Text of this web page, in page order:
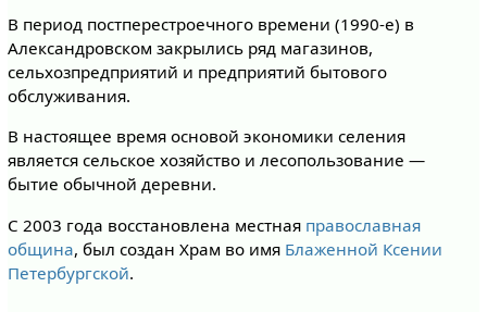
В период постперестроечного времени (1990-е) в
Александровском закрылись ряд магазинов,
сельхозпредприятий и предприятий бытового
обслуживания.
В настоящее время основой экономики селения
является сельское хозяйство и лесопользование —
бытие обычной деревни.
С 2003 года восстановлена местная православная
община, был создан Храм во имя Блаженной Ксении
Петербургской.